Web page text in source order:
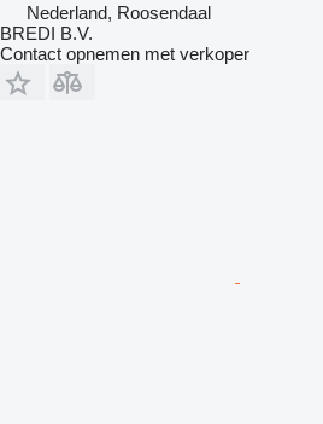
Nederland, Roosendaal
BREDI B.V.
Contact opnemen met verkoper